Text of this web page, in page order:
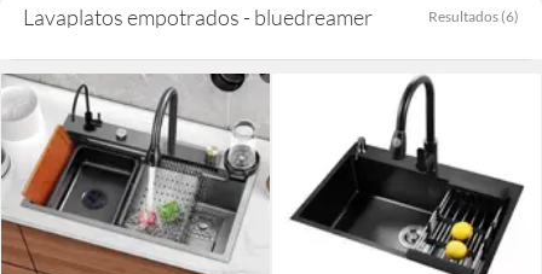
Lavaplatos empotrados - bluedreamer Resultados (6)